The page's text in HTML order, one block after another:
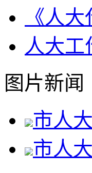
《人
人大工
图片新闻
市人
市人